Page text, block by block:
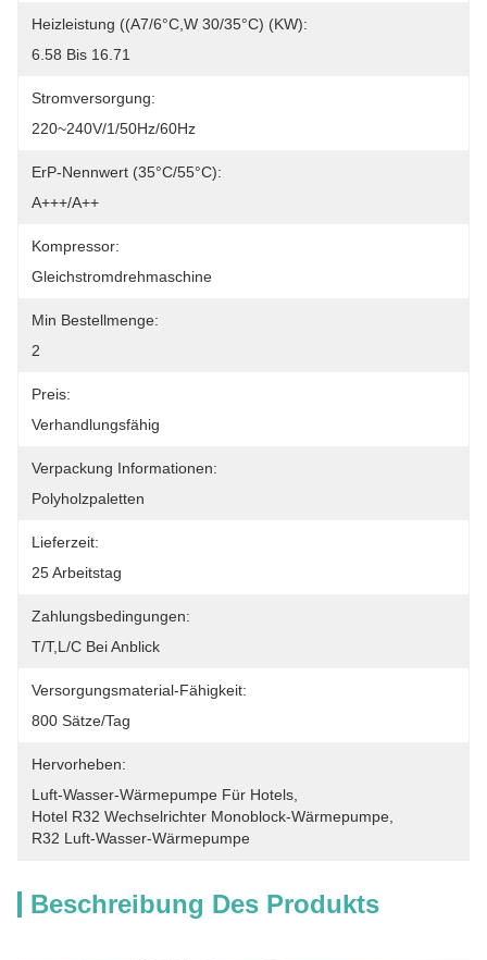
Heizleistung ((A7/6°C,W 30/35°C) (kW):
6.58 Bis 16.71
Stromversorgung:
220~240V/1/50Hz/60Hz
ErP-Nennwert (35°C/55°C):
A+++/A++
Kompressor:
Gleichstromdrehmaschine
Min Bestellmenge:
2
Preis:
Verhandlungsfähig
Verpackung Informationen:
Polyholzpaletten
Lieferzeit:
25 Arbeitstag
Zahlungsbedingungen:
T/T,L/C Bei Anblick
Versorgungsmaterial-Fähigkeit:
800 Sätze/Tag
Hervorheben:
Luft-Wasser-Wärmepumpe Für Hotels
Hotel R32 Wechselrichter Monoblock-Wärmepumpe
R32 Luft-Wasser-Wärmepumpe
Beschreibung Des Produkts